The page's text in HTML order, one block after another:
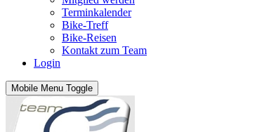
Terminkalender
Bike-Treff
Bike-Reisen
Kontakt zum Team
Login
Mobile Menu Toggle